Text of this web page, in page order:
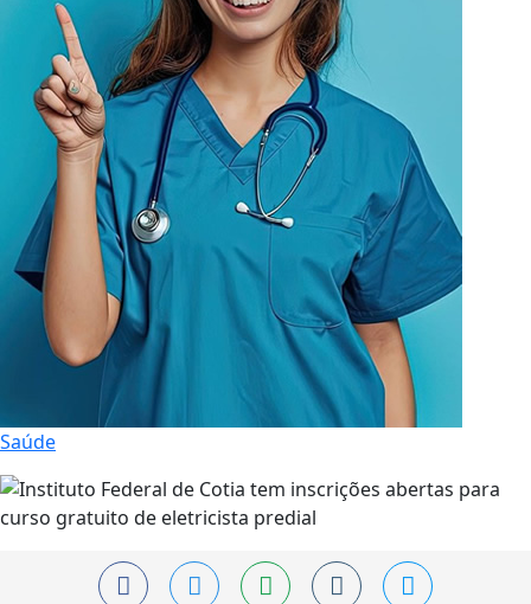
Saúde